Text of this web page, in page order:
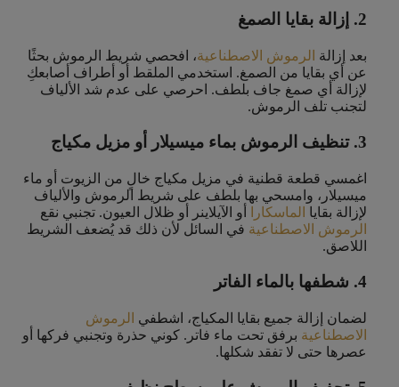
2. إزالة بقايا الصمغ
بعد إزالة الرموش الاصطناعية، افحصي شريط الرموش بحثًا
عن أي بقايا من الصمغ. استخدمي الملقط أو أطراف أصابعكِ
لإزالة أي صمغ جاف بلطف. احرصي على عدم شد الألياف
لتجنب تلف الرموش.
3. تنظيف الرموش بماء ميسيلار أو مزيل مكياج
اغمسي قطعة قطنية في مزيل مكياج خالٍ من الزيوت أو ماء
ميسيلار، وامسحي بها بلطف على شريط الرموش والألياف
لإزالة بقايا الماسكارا
أو الآيلاينر أو ظلال العيون. تجنبي نقع
الرموش الاصطناعية في السائل لأن ذلك قد يُضعف الشريط
اللاصق.
4. شطفها بالماء الفاتر
لضمان إزالة جميع بقايا المكياج، اشطفي الرموش
الاصطناعية برفق تحت ماء فاتر. كوني حذرة وتجنبي فركها أو
عصرها حتى لا تفقد شكلها.